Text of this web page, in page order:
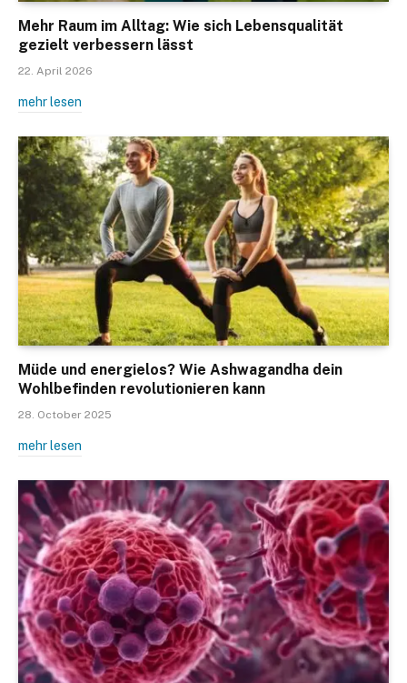
Mehr Raum im Alltag: Wie sich Lebensqualität
gezielt verbessern lässt
22. April 2026
mehr lesen
Müde und energielos? Wie Ashwagandha dein
Wohlbefinden revolutionieren kann
28. October 2025
mehr lesen